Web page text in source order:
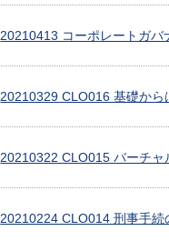
20210413 コーポレートガバ
20210329 CLO016 基礎から
20210322 CLO015 バーチャ
20210224 CLO014 刑事手続